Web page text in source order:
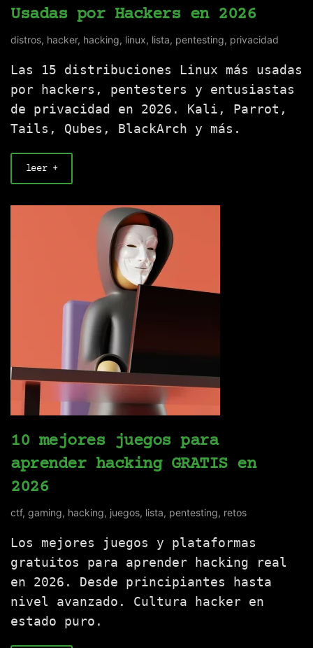
Usadas por Hackers en 2026
distros, hacker, hacking, linux, lista, pentesting, privacidad
Las 15 distribuciones Linux más usadas
por hackers, pentesters y entusiastas
de privacidad en 2026. Kali, Parrot,
Tails, Qubes, BlackArch y más.
leer +
10 mejores juegos para
aprender hacking GRATIS en
2026
ctf, gaming, hacking, juegos, lista, pentesting, retos
Los mejores juegos y plataformas
gratuitos para aprender hacking real
en 2026. Desde principiantes hasta
nivel avanzado. Cultura hacker en
estado puro.